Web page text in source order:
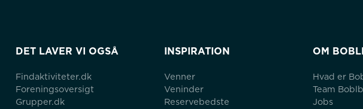
DET LAVER VI OGSÅ
Findaktiviteter.dk
Foreningsoversigt
Grupper.dk
INSPIRATION
Venner
Veninder
Reservebedste
OM
Hvad er
Team
Jobs